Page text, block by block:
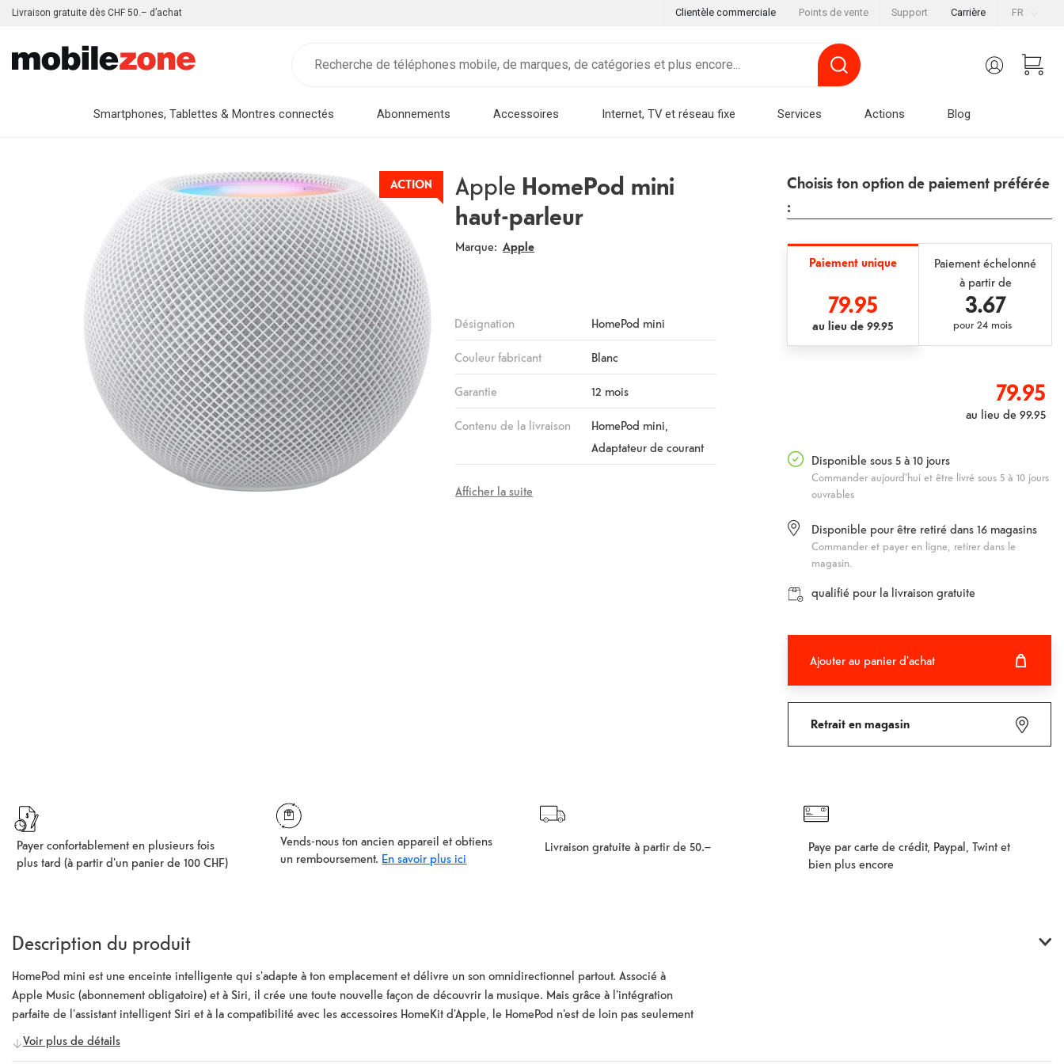
FR
Clientèle commerciale Points de vente Support Carrière
Livraison gratuite dès CHF 50.– d’achat
Smartphones, Tablettes & Montres connectés Abonnements Accessoires Internet, TV et réseau fixe Services Actions Blog
ACTION Apple HomePod mini
haut-parleur
Marque: Apple
Désignation HomePod mini
Couleur fabricant Blanc
Garantie 12 mois
Contenu de la livraison
HomePod mini,
Adaptateur de courant
Afficher la suite
Choisis ton option de paiement préférée
:
Paiement unique
79.95
au lieu de99.95
Paiement échelonné
à partir de
3.67
pour24 mois
79.95
au lieu de99.95
Disponible sous 5 à 10 jours
Commander aujourd'hui et être livré sous 5 à 10 jours
ouvrables
Disponible pour être retiré dans 16 magasins
Commander et payer en ligne, retirer dans le
magasin.
qualifié pour la livraison gratuite
Ajouter au panier d'achat
Retrait en magasin
Payer confortablement en plusieurs fois
plus tard (à partir d'un panier de 100 CHF)
Vends-nous ton ancien appareil et obtiens
un remboursement. En savoir plus ici
Livraison gratuite à partir de 50.–
Paye par carte de crédit, Paypal, Twint et
bien plus encore
Description du produit
HomePod mini est une enceinte intelligente qui s'adapte à ton emplacement et délivre un son omnidirectionnel partout. Associé à
Apple Music (abonnement obligatoire) et à Siri, il crée une toute nouvelle façon de découvrir la musique. Mais grâce à l'intégration
parfaite de l'assistant intelligent Siri et à la compatibilité avec les accessoires HomeKit d'Apple, le HomePod n'est de loin pas seulement
un appareil de lecture pour la musique, mais un assistant quotidien extrêmement polyvalent dans un grand nombre de situations. Dans
son format compact, l'enceinte peut être placée partout de manière discrète. HomePod peut lire la musique Apple, tes morceaux
Voir plus de détails